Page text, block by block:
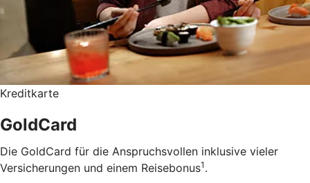
Kreditkarte
GoldCard
Die GoldCard für die Anspruchsvollen inklusive vieler
Versicherungen und einem Reisebonus1 .